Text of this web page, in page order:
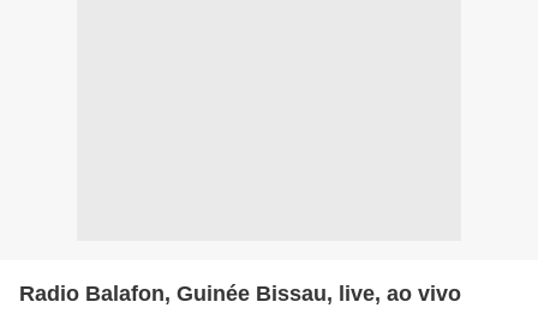
Radio Balafon, Guinée Bissau, live, ao vivo